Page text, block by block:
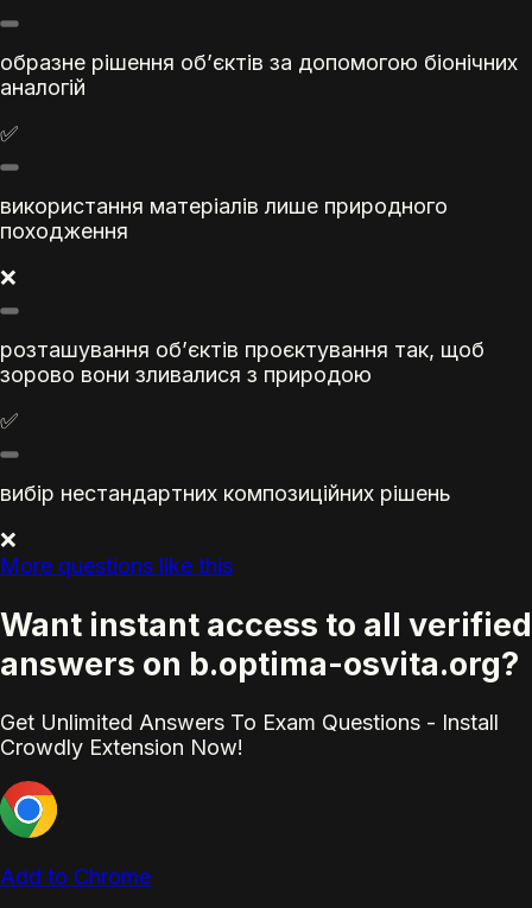
образне рішення об’єктів за допомогою біонічних
аналогій
✅
використання матеріалів лише природного
походження
❌
розташування об’єктів проєктування так, щоб
зорово вони зливалися з природою
✅
вибір нестандартних композиційних рішень
❌
More questions like this
Want instant access to all verified
answers on b.optima-osvita.org?
Get Unlimited Answers To Exam Questions - Install
Crowdly Extension Now!
Add to Chrome